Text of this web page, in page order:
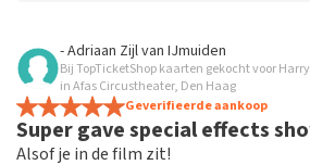
Beoordeling van Karin van Thienen over
het verliep zeer soepel
de tickets waren makkelijk te boeken
- Adriaan Zijlvan IJmuiden
Bij TopTicketShop kaarten gekocht voor
in Afas Circustheater, Den Haag
Geverifieerde aankoop
Super gave special effects
Alsof je in de film zit!